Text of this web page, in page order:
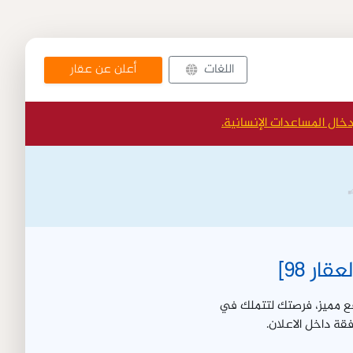
اللغات أعلن عن عقار
المساعدات الإنسانية.
مربع بإطلالة جميلة وموقع مميز، فرصتك لتتملك في
داخل الاعلان.